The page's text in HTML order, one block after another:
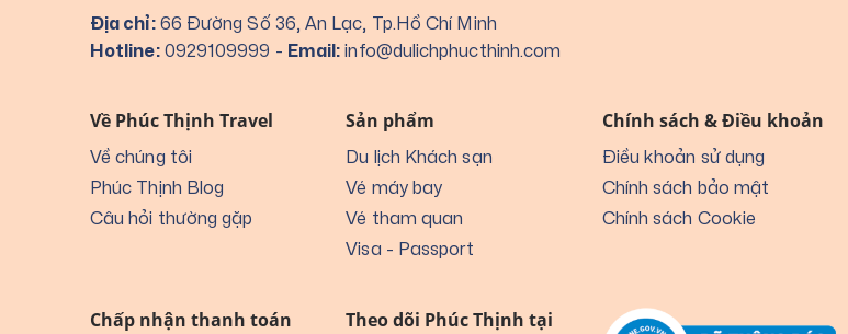
Địa chỉ:66 Đường Số 36, An Lạc, Tp.Hồ Chí Minh
Hotline:0929109999 - Email:info@dulichphucthinh.com
Về Phúc Thịnh Travel
Về chúng tôi
Phúc Thịnh Blog
Câu hỏi thường gặp
Sản phẩm
Du lịch Khách sạn
Vé máy bay
Vé tham quan
Visa - Passport
Chính sách & Điều khoản
Điều khoản sử dụng
Chính sách bảo mật
Chính sách Cookie
Chấp nhận thanh toán Theo dõi Phúc Thịnh tại